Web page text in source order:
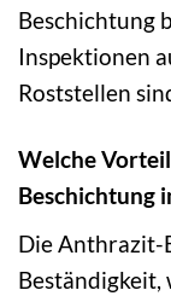
Beschichtung
Inspektionen
Roststellen
Welche
Beschichtung
Die Anthrazit-
Beständigkeit,